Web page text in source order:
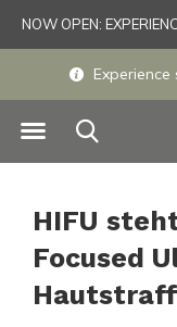
HIFU
Focused